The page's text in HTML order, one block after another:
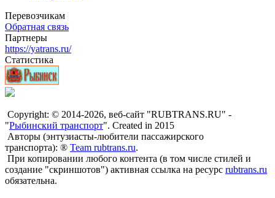
Перевозчикам
Обратная связь
Партнеры
https://yatrans.ru/
Статистика
Copyright: © 2014-2026, веб-сайт "RUBTRANS.RU" -
"Рыбинский транспорт". Created in 2015
Авторы (энтузиасты-любители пассажирского
транспорта): ® Team rubtrans.ru.
При копировании любого контента (в том числе стилей и
создание "скриншотов") активная ссылка на ресурс rubtrans.ru
обязательна.